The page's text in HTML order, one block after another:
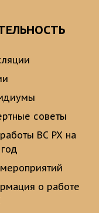
советы
ВС РХ на
о работе